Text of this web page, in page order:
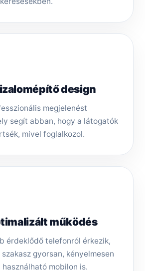
design
megjelenést
segít abban, hogy a látogatók
mivel foglalkozol.
működés
érdeklődő telefonról érkezik,
gyorsan, kényelmesen
mobilon is.